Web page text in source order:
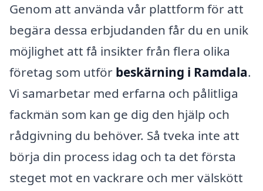
Genom att använda vår plattform för att
begära dessa erbjudanden får du en unik
möjlighet att få insikter från flera olika
företag som utför beskärning i Ramdala.
Vi samarbetar med erfarna och pålitliga
fackmän som kan ge dig den hjälp och
rådgivning du behöver. Så tveka inte att
börja din process idag och ta det första
steget mot en vackrare och mer välskött